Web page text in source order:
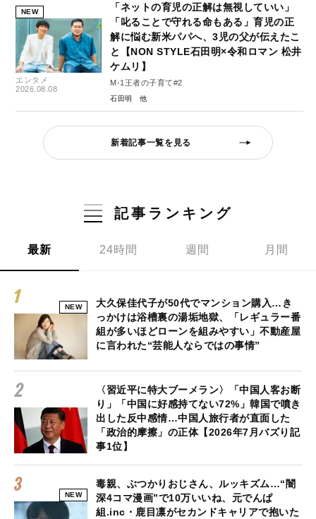
NEW
エンタメ
2026.08.08
「ネットの育児の正解は無視していい」
「叱ることで守れる命もある」育児の正
解に悩む新米パパへ、3児の父が伝えたこ
と【NON STYLE石田明×令和ロマン 松井
ケムリ】
M-1王者の子育て#2
石田明
新着記事一覧を見る
記事ランキング
最新 24時間 週間 月間
NEW
大久保佳代子が50代でマンション購入…き
っかけは浴槽裏の湯垢地獄、「レギュラー番
組が多いほどローンを組みやすい」不動産屋
に言われた“芸能人ならではの事情”
〈習近平に特大ブーメラン〉「中国人客お断
り」「中国に好感持てない72%」韓国で噴き
出した反中感情…中国人旅行者が直面した
「政治的摩擦」の正体【2026年7月バズり記
事1位】
NEW
毒親、ぶつかりおじさん、ルッキズム…“闇
深4コマ漫画”で10万いいね、元でんぱ
組.inc・鹿目凛がセカンドキャリアで抱いた